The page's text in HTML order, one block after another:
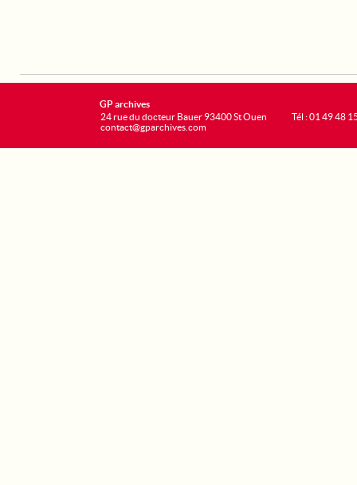
GP archives
24 rue du docteur Bauer 93400 St Ouen
contact@gparchives.com
Tél : 01 49 48